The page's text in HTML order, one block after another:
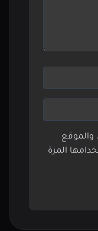
والموقع
المرة